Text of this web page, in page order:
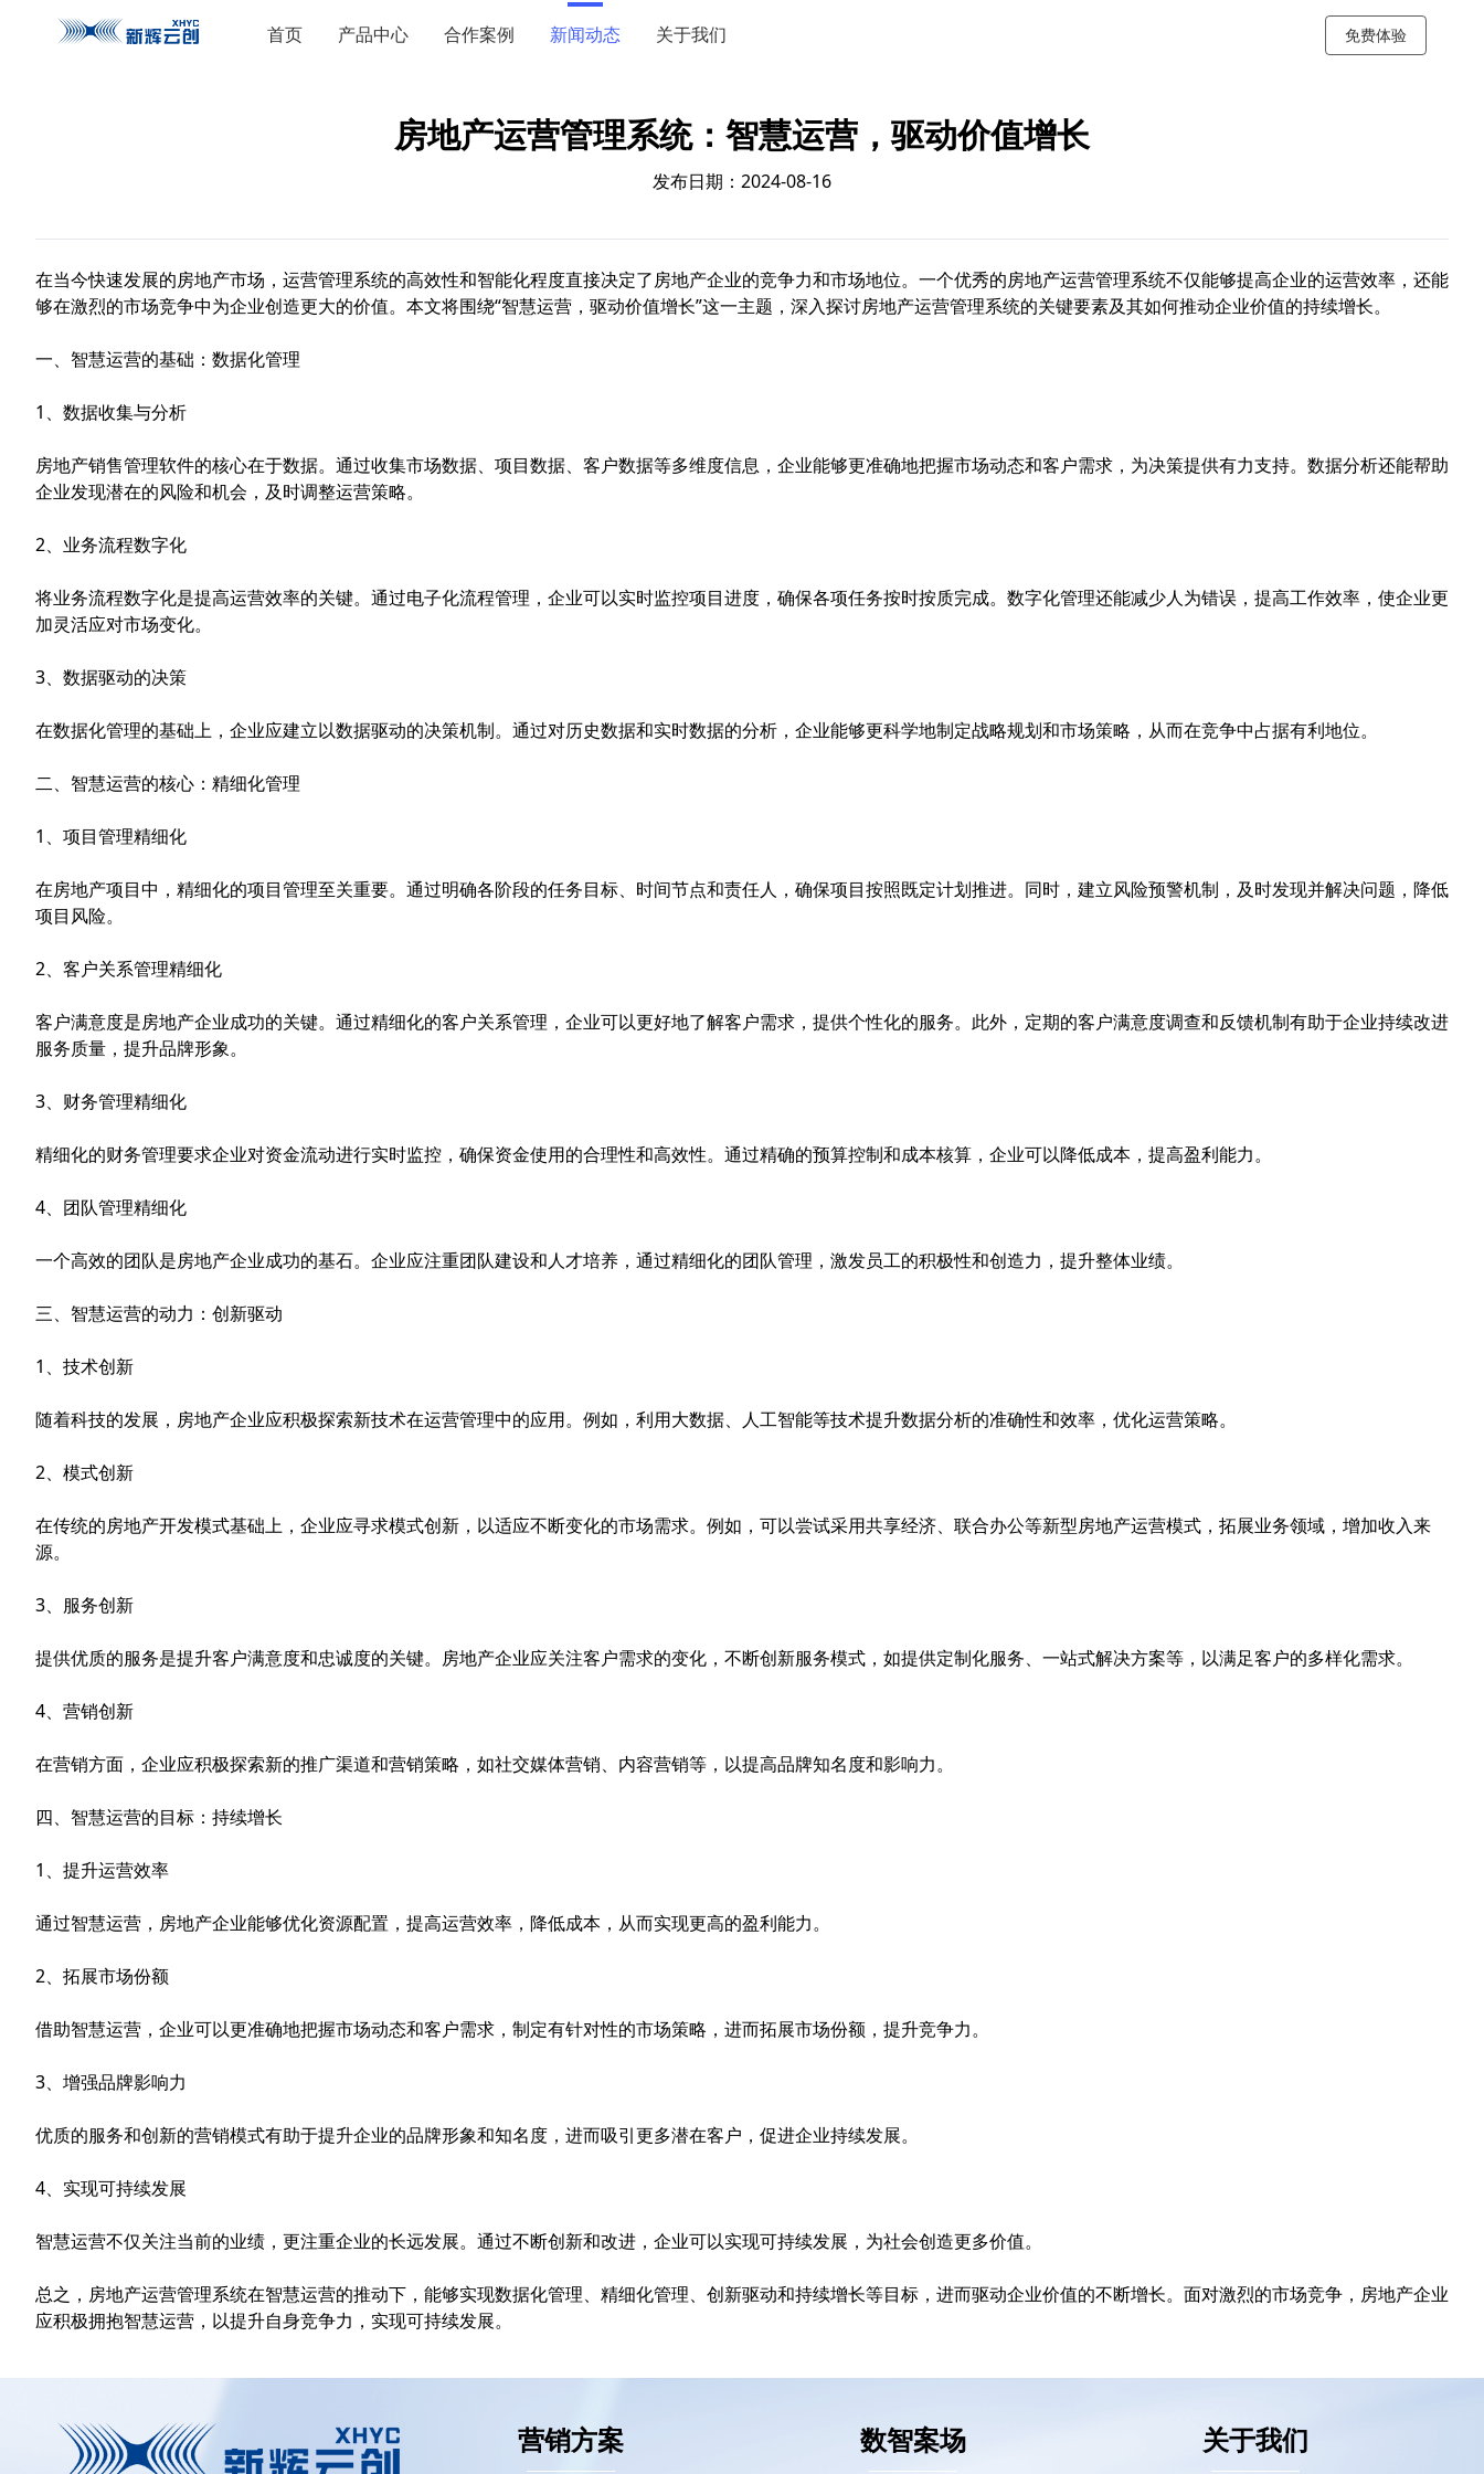
首页 产品中心 合作案例 新闻动态 关于我们 免费体验
房地产运营管理系统：智慧运营，驱动价值增长
发布日期：2024-08-16
在当今快速发展的房地产市场，运营管理系统的高效性和智能化程度直接决定了房地产企业的竞争力和市场地位。一个优秀的房地产运营管理系统不仅能够提高企业的运营效率，还能
够在激烈的市场竞争中为企业创造更大的价值。本文将围绕“智慧运营，驱动价值增长”这一主题，深入探讨房地产运营管理系统的关键要素及其如何推动企业价值的持续增长。
一、智慧运营的基础：数据化管理
1、数据收集与分析
房地产销售管理软件的核心在于数据。通过收集市场数据、项目数据、客户数据等多维度信息，企业能够更准确地把握市场动态和客户需求，为决策提供有力支持。数据分析还能帮助
企业发现潜在的风险和机会，及时调整运营策略。
2、业务流程数字化
将业务流程数字化是提高运营效率的关键。通过电子化流程管理，企业可以实时监控项目进度，确保各项任务按时按质完成。数字化管理还能减少人为错误，提高工作效率，使企业更
加灵活应对市场变化。
3、数据驱动的决策
在数据化管理的基础上，企业应建立以数据驱动的决策机制。通过对历史数据和实时数据的分析，企业能够更科学地制定战略规划和市场策略，从而在竞争中占据有利地位。
二、智慧运营的核心：精细化管理
1、项目管理精细化
在房地产项目中，精细化的项目管理至关重要。通过明确各阶段的任务目标、时间节点和责任人，确保项目按照既定计划推进。同时，建立风险预警机制，及时发现并解决问题，降低
项目风险。
2、客户关系管理精细化
客户满意度是房地产企业成功的关键。通过精细化的客户关系管理，企业可以更好地了解客户需求，提供个性化的服务。此外，定期的客户满意度调查和反馈机制有助于企业持续改进
服务质量，提升品牌形象。
3、财务管理精细化
精细化的财务管理要求企业对资金流动进行实时监控，确保资金使用的合理性和高效性。通过精确的预算控制和成本核算，企业可以降低成本，提高盈利能力。
4、团队管理精细化
一个高效的团队是房地产企业成功的基石。企业应注重团队建设和人才培养，通过精细化的团队管理，激发员工的积极性和创造力，提升整体业绩。
三、智慧运营的动力：创新驱动
1、技术创新
随着科技的发展，房地产企业应积极探索新技术在运营管理中的应用。例如，利用大数据、人工智能等技术提升数据分析的准确性和效率，优化运营策略。
2、模式创新
在传统的房地产开发模式基础上，企业应寻求模式创新，以适应不断变化的市场需求。例如，可以尝试采用共享经济、联合办公等新型房地产运营模式，拓展业务领域，增加收入来
源。
3、服务创新
提供优质的服务是提升客户满意度和忠诚度的关键。房地产企业应关注客户需求的变化，不断创新服务模式，如提供定制化服务、一站式解决方案等，以满足客户的多样化需求。
4、营销创新
在营销方面，企业应积极探索新的推广渠道和营销策略，如社交媒体营销、内容营销等，以提高品牌知名度和影响力。
四、智慧运营的目标：持续增长
1、提升运营效率
通过智慧运营，房地产企业能够优化资源配置，提高运营效率，降低成本，从而实现更高的盈利能力。
2、拓展市场份额
借助智慧运营，企业可以更准确地把握市场动态和客户需求，制定有针对性的市场策略，进而拓展市场份额，提升竞争力。
3、增强品牌影响力
优质的服务和创新的营销模式有助于提升企业的品牌形象和知名度，进而吸引更多潜在客户，促进企业持续发展。
4、实现可持续发展
智慧运营不仅关注当前的业绩，更注重企业的长远发展。通过不断创新和改进，企业可以实现可持续发展，为社会创造更多价值。
总之，房地产运营管理系统在智慧运营的推动下，能够实现数据化管理、精细化管理、创新驱动和持续增长等目标，进而驱动企业价值的不断增长。面对激烈的市场竞争，房地产企业
应积极拥抱智慧运营，以提升自身竞争力，实现可持续发展。
营销方案 数智案场 关于我们